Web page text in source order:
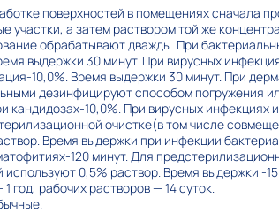
поверхностей в помещениях сначала
участки, а затем раствором той же
обрабатывают дважды. При
выдержки 30 минут. При вирусных
10,0%. Время выдержки 30 минут. При
дезинфицируют способом погружения
кандидозах-10,0%. При вирусных
очистке(в том числе
Время выдержки при инфекции
120 минут. Для
0,5% раствор. Время выдержки -15
год, рабочих растворов — 14 суток.